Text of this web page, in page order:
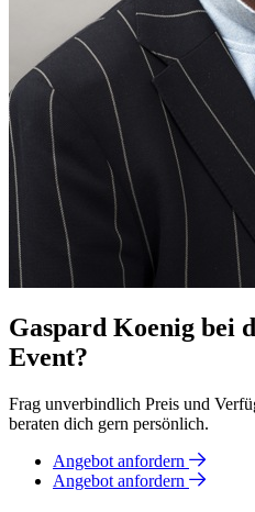
Gaspard Koenig bei
Event?
Frag unverbindlich Preis und
beraten dich gern persönlich.
Angebot anfordern
Angebot anfordern